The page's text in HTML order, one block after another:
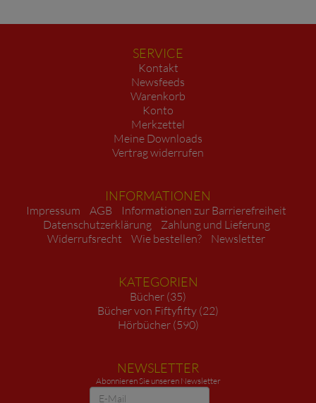
SERVICE
Kontakt
Newsfeeds
Warenkorb
Konto
Merkzettel
Meine Downloads
Vertrag widerrufen
INFORMATIONEN
Impressum AGB
Informationen zur Barrierefreiheit
Datenschutzerklärung
Zahlung und Lieferung
Widerrufsrecht
Wie bestellen? Newsletter
KATEGORIEN
Bücher (35)
Bücher von Fiftyfifty (22)
Hörbücher (590)
NEWSLETTER
Abonnieren Sie unseren Newsletter
Newsletter